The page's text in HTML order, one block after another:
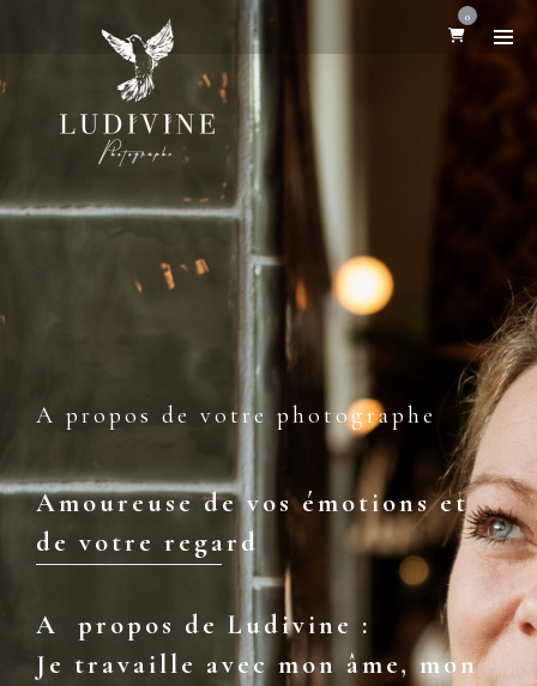
0
A propos de votre photographe
Amoureuse de vos émotions et
de votre regard
A propos de Ludivine :
Je travaille avec mon âme, mon